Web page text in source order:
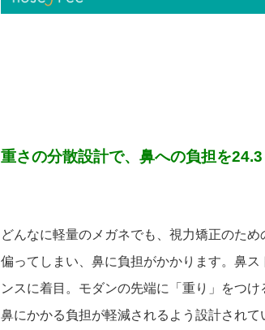
重さの分散設計で、鼻への負担を24.3
どんなに軽量のメガネでも、視力矯正のた
偏ってしまい、鼻に負担がかかります。鼻
ンスに着目。モダンの先端に「重り」をつ
鼻にかかる負担が軽減されるよう設計され